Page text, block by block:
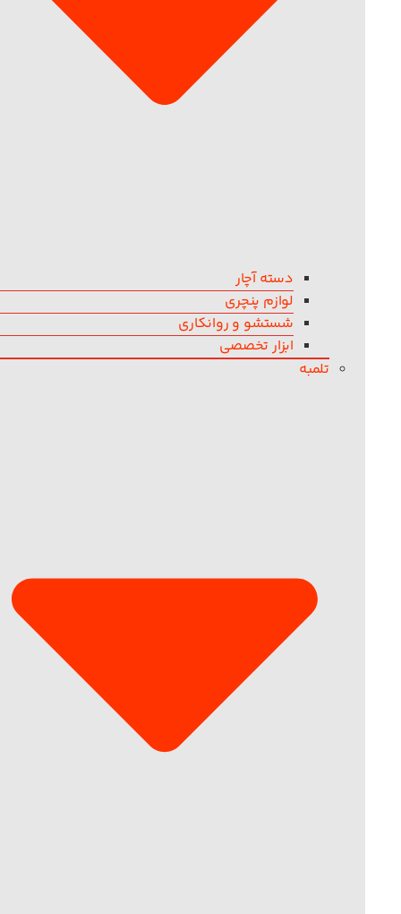
دسته آچار
لوازم پنچری
شستشو و روانکاری
ابزار تخصصی
تلمبه